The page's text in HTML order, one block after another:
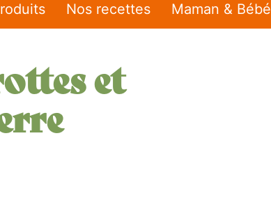
Nos recettes Maman & Bébé
et